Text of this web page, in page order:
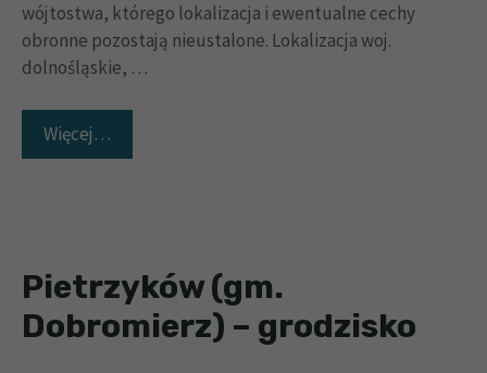
wójtostwa, którego lokalizacja i ewentualne cechy
obronne pozostają nieustalone. Lokalizacja woj.
dolnośląskie, …
Więcej…
Pietrzyków (gm.
Dobromierz) – grodzisko